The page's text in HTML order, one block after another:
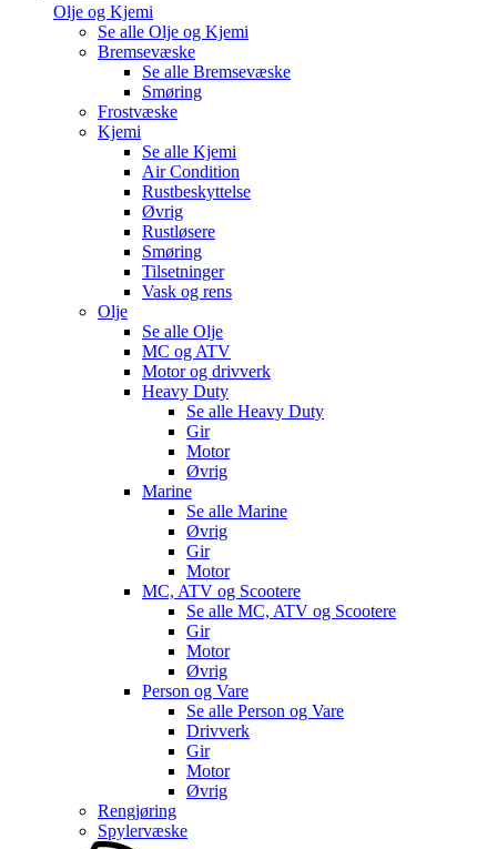
Olje og Kjemi
Se alle Olje og Kjemi
Bremsevæske
Se alle Bremsevæske
Smøring
Frostvæske
Kjemi
Se alle Kjemi
Air Condition
Rustbeskyttelse
Øvrig
Rustløsere
Smøring
Tilsetninger
Vask og rens
Olje
Se alle Olje
MC og ATV
Motor og drivverk
Heavy Duty
Se alle Heavy Duty
Gir
Motor
Øvrig
Marine
Se alle Marine
Øvrig
Gir
Motor
MC, ATV og Scootere
Se alle MC, ATV og Scootere
Gir
Motor
Øvrig
Person og Vare
Se alle Person og Vare
Drivverk
Gir
Motor
Øvrig
Rengjøring
Spylervæske